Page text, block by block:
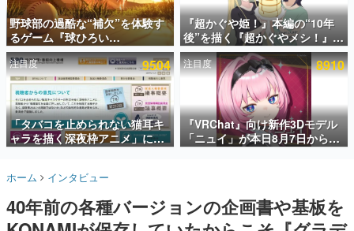
アプリセール情報
インタビュー
連載・特集一覧
殿堂入り記事
SNS拡散数が数千以上！ ページビュー数万以上！ などな
ど。多くの人々に読まれた、電ファミ渾身の“殿堂入り”記
事をまとめました。
名作ゲームクリエイターの方々に製作時のエピソードをお
きます。
野球部の過酷な“補欠”を体験す
るゲーム『球ひろい
Simulator』が「1件」のウィッ
シュリストをもとにチェコ語に
対応しSNSで話題に。『キング
ダム・カム』開発元やチェコの
プロ野球選手から称賛の声
『超かぐや姫！』本編の“10年
後”を描く『超かぐやメシ！』
Web連載決定。新たなWebマン
ガレーベル「ビビビコミック」
にて特別話が掲載スタート、あ
のお話には…まだ続きがある！
注目度 9504
「タバコを止められない猫耳キ
ャラを描く深夜枠アニメ」に視
聴者の一部から批判意見。違法
て、BPOが議論を交わす
注目度 8910
『VRChat』向け新作3Dモデル
「ニュイ」が本日8月7日から
BOOTHにて発売。瞳に光る星
ホーム インタビュー
40年前の各種バージョンの企画書や基板を